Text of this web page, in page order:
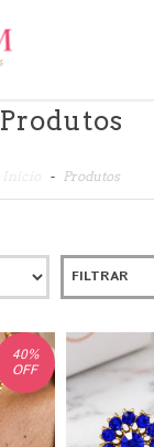
Produtos
- Produtos
FILTRAR
40%
OFF